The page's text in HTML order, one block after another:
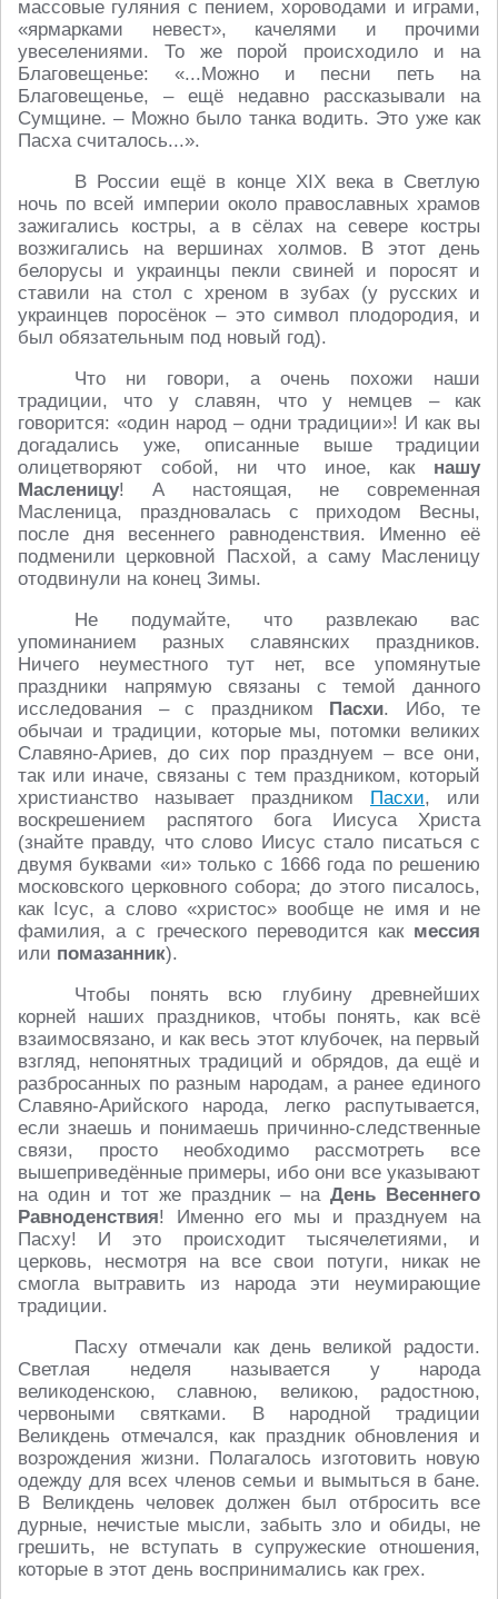
массовые гуляния с пением, хороводами и играми,
«ярмарками невест», качелями и прочими
увеселениями. То же порой происходило и на
Благовещенье: «...Можно и песни петь на
Благовещенье, – ещё недавно рассказывали на
Сумщине. – Можно было танка водить. Это уже как
Пасха считалось...».
В России ещё в конце XIX века в Светлую
ночь по всей империи около православных храмов
зажигались костры, а в сёлах на севере костры
возжигались на вершинах холмов. В этот день
белорусы и украинцы пекли свиней и поросят и
ставили на стол с хреном в зубах (у русских и
украинцев поросёнок – это символ плодородия, и
был обязательным под новый год).
Что ни говори, а очень похожи наши
традиции, что у славян, что у немцев – как
говорится: «один народ – одни традиции»! И как вы
догадались уже, описанные выше традиции
олицетворяют собой, ни что иное, как нашу
Масленицу! А настоящая, не современная
Масленица, праздновалась с приходом Весны,
после дня весеннего равноденствия. Именно её
подменили церковной Пасхой, а саму Масленицу
отодвинули на конец Зимы.
Не подумайте, что развлекаю вас
упоминанием разных славянских праздников.
Ничего неуместного тут нет, все упомянутые
праздники напрямую связаны с темой данного
исследования – с праздником Пасхи. Ибо, те
обычаи и традиции, которые мы, потомки великих
Славяно-Ариев, до сих пор празднуем – все они,
так или иначе, связаны с тем праздником, который
христианство называет праздником Пасхи, или
воскрешением распятого бога Иисуса Христа
(знайте правду, что слово Иисус стало писаться с
двумя буквами «и» только с 1666 года по решению
московского церковного собора; до этого писалось,
как Iсус, а слово «христос» вообще не имя и не
фамилия, а с греческого переводится как мессия
или помазанник).
Чтобы понять всю глубину древнейших
корней наших праздников, чтобы понять, как всё
взаимосвязано, и как весь этот клубочек, на первый
взгляд, непонятных традиций и обрядов, да ещё и
разбросанных по разным народам, а ранее единого
Славяно-Арийского народа, легко распутывается,
если знаешь и понимаешь причинно-следственные
связи, просто необходимо рассмотреть все
вышеприведённые примеры, ибо они все указывают
на один и тот же праздник – на День Весеннего
Равноденствия! Именно его мы и празднуем на
Пасху! И это происходит тысячелетиями, и
церковь, несмотря на все свои потуги, никак не
смогла вытравить из народа эти неумирающие
традиции.
Пасху отмечали как день великой радости.
Светлая неделя называется у народа
великоденскою, славною, великою, радостною,
червоными святками. В народной традиции
Великдень отмечался, как праздник обновления и
возрождения жизни. Полагалось изготовить новую
одежду для всех членов семьи и вымыться в бане.
В Великдень человек должен был отбросить все
дурные, нечистые мысли, забыть зло и обиды, не
грешить, не вступать в супружеские отношения,
которые в этот день воспринимались как грех.